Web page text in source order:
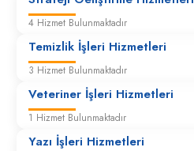
4 Hizmet Bulunmaktadır
Temizlik İşleri Hizmetleri
3 Hizmet Bulunmaktadır
Veteriner İşleri Hizmetleri
1 Hizmet Bulunmaktadır
Yazı İşleri Hizmetleri